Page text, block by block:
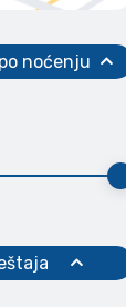
noćenju